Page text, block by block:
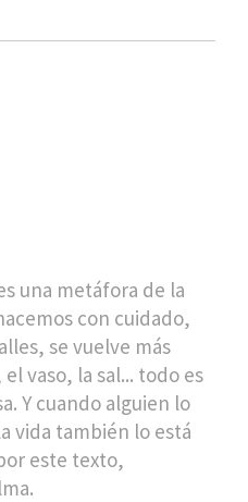
una metáfora de la
con cuidado,
se vuelve más
vaso, la sal... todo es
Y cuando alguien lo
vida también lo está
este texto,